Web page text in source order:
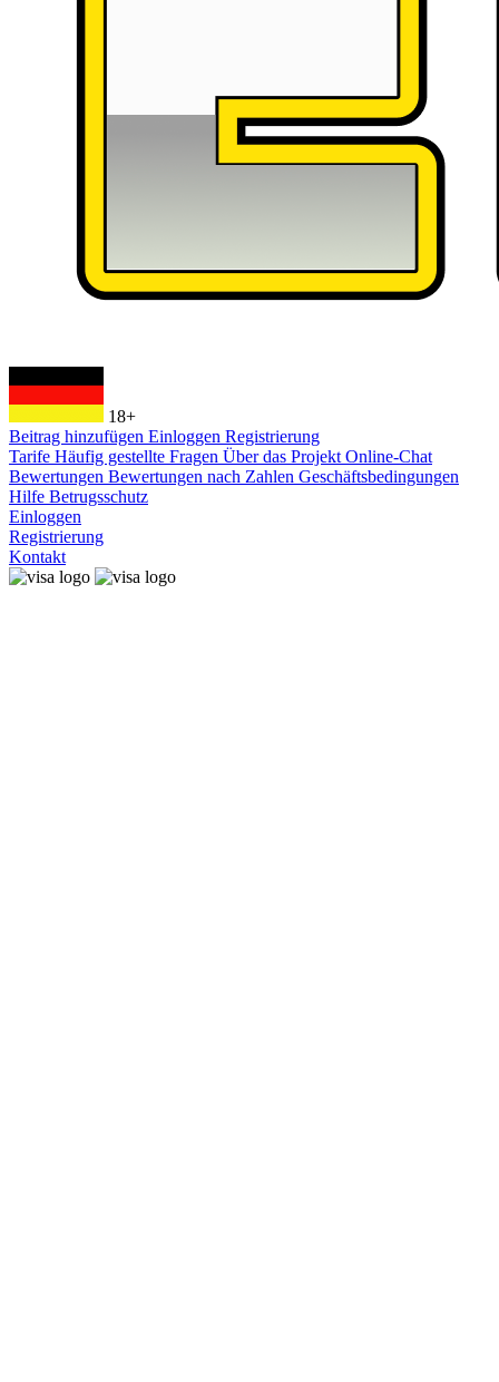
18+
Beitrag hinzufügen Einloggen Registrierung
Tarife Häufig gestellte Fragen Über das Projekt Online-Chat
Bewertungen Bewertungen nach Zahlen Geschäftsbedingungen
Hilfe Betrugsschutz
Einloggen
Registrierung
Kontakt